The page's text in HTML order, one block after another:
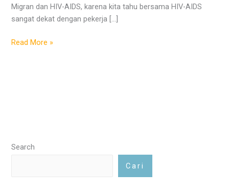
Migran dan HIV-AIDS, karena kita tahu bersama HIV-AIDS
sangat dekat dengan pekerja […]
Read More »
Search
Cari